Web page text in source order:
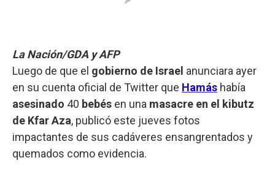
La Nación/GDA y AFP
Luego de que el gobierno de Israel anunciara ayer
en su cuenta oficial de Twitter que Hamás había
asesinado 40 bebés en una masacre en el kibutz
de Kfar Aza, publicó este jueves fotos
impactantes de sus cadáveres ensangrentados y
quemados como evidencia.